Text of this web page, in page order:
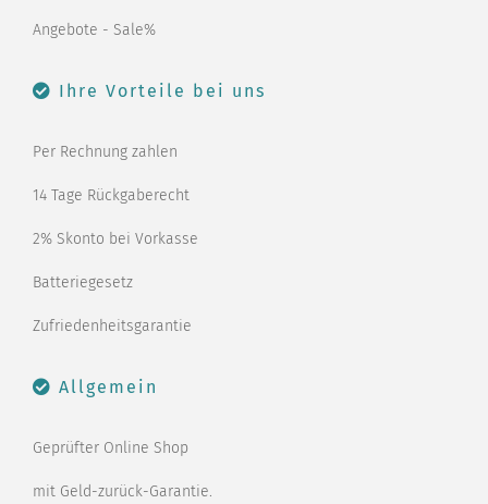
Angebote - Sale%
Ihre Vorteile bei uns
Per Rechnung zahlen
14 Tage Rückgaberecht
2% Skonto bei Vorkasse
Batteriegesetz
Zufriedenheitsgarantie
Allgemein
Geprüfter Online Shop
mit Geld-zurück-Garantie.